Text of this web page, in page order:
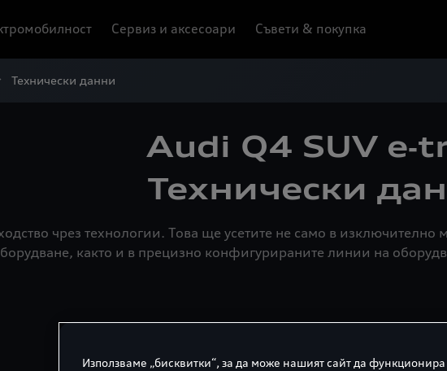
Сервиз и аксесоари Съвети & покупка
Технически данни
Audi Q4 SUV
Технически
чрез технологии. Това ще усетите не само в
както и в прецизно конфигурираните линии на
Използваме „бисквитки“, за да може нашият сайт да